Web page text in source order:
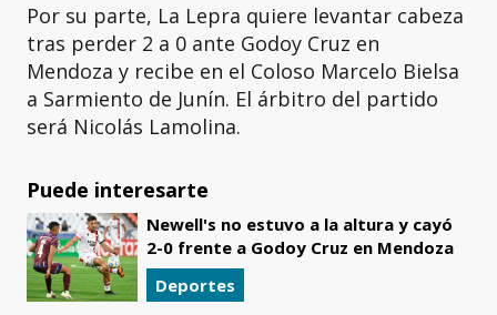
Por su parte, La Lepra quiere levantar cabeza
tras perder 2 a 0 ante Godoy Cruz en
Mendoza y recibe en el Coloso Marcelo Bielsa
a Sarmiento de Junín. El árbitro del partido
será Nicolás Lamolina.
Puede interesarte
Newell's no estuvo a la altura y cayó
2-0 frente a Godoy Cruz en Mendoza
Deportes